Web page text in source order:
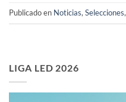
Publicado en Noticias, Selecciones,
LIGA LED 2026